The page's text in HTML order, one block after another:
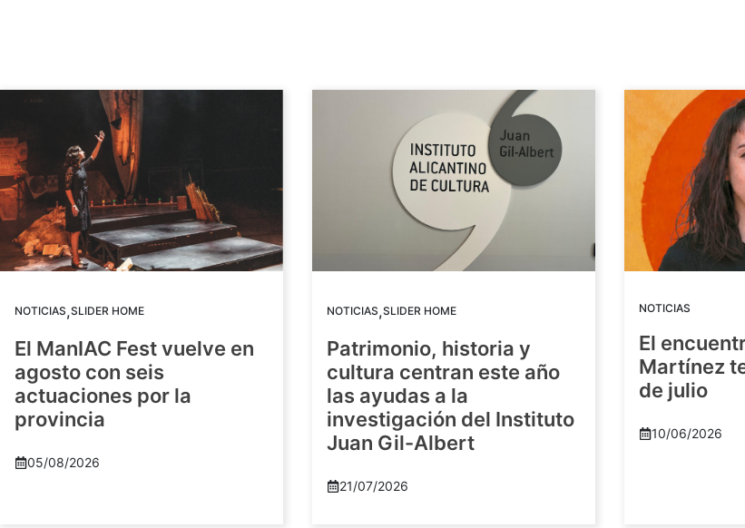
NOTICIAS,SLIDER HOME
El ManIAC Fest vuelve en
agosto con seis
actuaciones por la
provincia
05/08/2026
NOTICIAS,SLIDER HOME
Patrimonio, historia y
cultura centran este año
las ayudas a la
investigación del Instituto
Juan Gil-Albert
21/07/2026
NOTICIAS
El
Martínez
de julio
10/06/2026